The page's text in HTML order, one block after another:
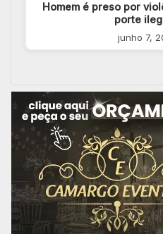
Homem é preso por
porte
junho 7,